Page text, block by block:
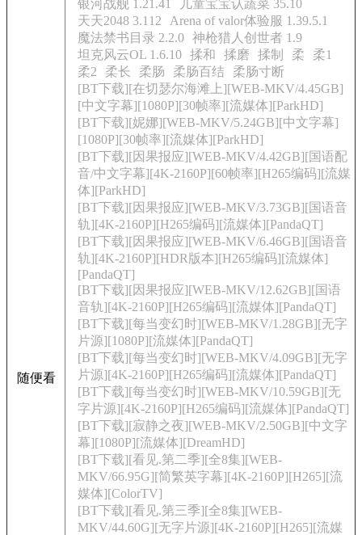
随便看
银河战舰 1.21.41
儿童宝宝认蔬菜 35.10
天天2048 3.112
Arena of valor体验服 1.39.5.1
魔法禁书目录 2.2.0 神枪猎人创世者 1.9
坦克风云OL 1.6.10 揉和 揉磨 揉制 柔
柔1
柔2
柔长 柔肠 柔肠百结
柔肠寸断
[BT下载][在切瑟尔海滩上][WEB-MKV/4.45GB]
[中文字幕][1080P][30帧率][流媒体][ParkHD]
[BT下载][妮娜][WEB-MKV/5.24GB][中文字幕]
[1080P][30帧率][流媒体][ParkHD]
[BT下载][因果报应][WEB-MKV/4.42GB][国语配
音/中文字幕][4K-2160P][60帧率][H265编码][流媒
体][ParkHD]
[BT下载][因果报应][WEB-MKV/3.73GB][国语音
轨][4K-2160P][H265编码][流媒体][PandaQT]
[BT下载][因果报应][WEB-MKV/6.46GB][国语音
轨][4K-2160P][HDR版本][H265编码][流媒体]
[PandaQT]
[BT下载][因果报应][WEB-MKV/12.62GB][国语
音轨][4K-2160P][H265编码][流媒体][PandaQT]
[BT下载][每当变幻时][WEB-MKV/1.28GB][无字
片源][1080P][流媒体][PandaQT]
[BT下载][每当变幻时][WEB-MKV/4.09GB][无字
片源][4K-2160P][H265编码][流媒体][PandaQT]
[BT下载][每当变幻时][WEB-MKV/10.59GB][无
字片源][4K-2160P][H265编码][流媒体][PandaQT]
[BT下载][寂静之夜][WEB-MKV/2.50GB][中文字
幕][1080P][流媒体][DreamHD]
[BT下载][看见.第二季][全8集][WEB-
MKV/66.95G][简繁英字幕][4K-2160P][H265][流
媒体][ColorTV]
[BT下载][看见.第三季][全8集][WEB-
MKV/44.60G][无字片源][4K-2160P][H265][流媒